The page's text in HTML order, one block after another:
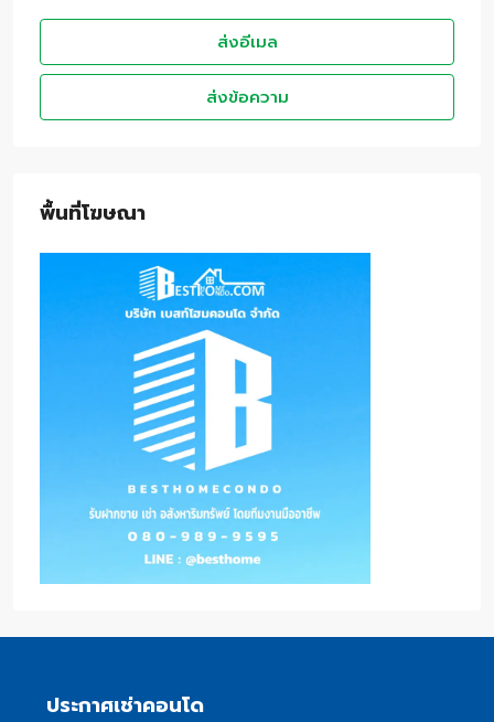
ส่งอีเมล
ส่งข้อความ
พื้นที่โฆษณา
ประกาศเช่าคอนโด